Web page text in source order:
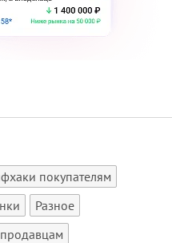
покупателям
Разное